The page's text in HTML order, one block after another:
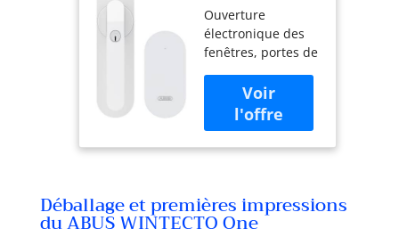
Bridge –
Poignée de
fenêtre
motorisée
intelligente
avec alarme,
pour fenêtres
et portes-
facile sans
perçage –
Ouverture
électronique des
fenêtres, portes de
terrasse ou de
balcon : convient
pour les portes de
fenêtre s'ouvrant
vers l'intérieur
distance au canon
d'au moins 30 mm
Déballage et premières impressions
du ABUS WINTECTO One